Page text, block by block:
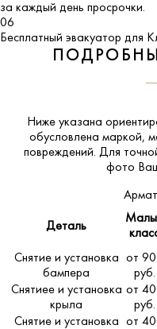
за каждый день просрочки.
06
Бесплатный эвакуатор для
Ниже указана
обусловлена маркой,
повреждений. Для
фото
Деталь
Снятие и установка
бампера
от
руб.
Снятиее и установка
крыла
от
руб.
Снятие и установка
от